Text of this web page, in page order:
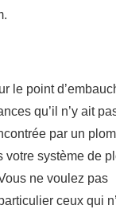
le point
qu’il n’y ait
par un
votre système de
ne voulez pas
ceux qui